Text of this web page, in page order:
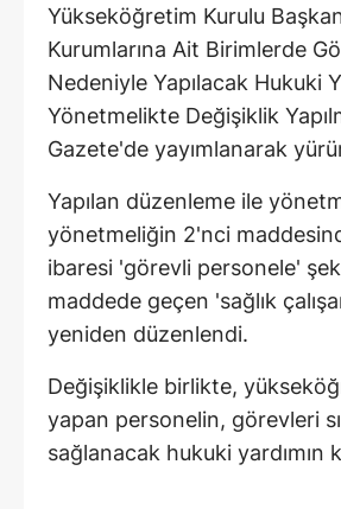
Yükseköğretim Kurulu
Kurumlarına Ait Birimlerde
Nedeniyle Yapılacak Hukuki
Yönetmelikte Değişiklik
Gazete'de yayımlanarak
Yapılan düzenleme ile
yönetmeliğin 2'nci
ibaresi 'görevli personele'
maddede geçen 'sağlık
yeniden düzenlendi.
Değişiklikle birlikte,
yapan personelin, görevleri
sağlanacak hukuki yardımın